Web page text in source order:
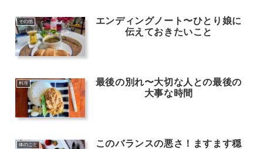
その他
エンディングノート〜ひとり娘に
伝えておきたいこと
料理
最後の別れ〜大切な人との最後の
大事な時間
体のこと
このバランスの悪さ！ますます穏